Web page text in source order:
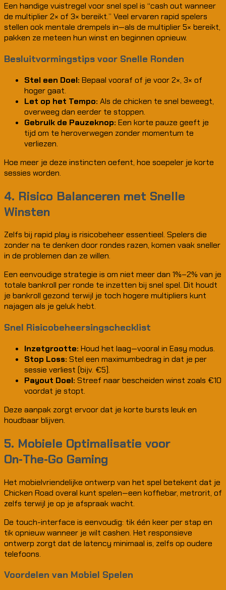
Een handige vuistregel voor snel spel is “cash out wanneer
de multiplier 2× of 3× bereikt.” Veel ervaren rapid spelers
stellen ook mentale drempels in—als de multiplier 5× bereikt,
pakken ze meteen hun winst en beginnen opnieuw.
Besluitvormingstips voor Snelle Ronden
Stel een Doel: Bepaal vooraf of je voor 2×, 3× of
hoger gaat.
Let op het Tempo: Als de chicken te snel beweegt,
overweeg dan eerder te stoppen.
Gebruik de Pauzeknop: Een korte pauze geeft je
tijd om te heroverwegen zonder momentum te
verliezen.
Hoe meer je deze instincten oefent, hoe soepeler je korte
sessies worden.
4. Risico Balanceren met Snelle
Winsten
Zelfs bij rapid play is risicobeheer essentieel. Spelers die
zonder na te denken door rondes razen, komen vaak sneller
in de problemen dan ze willen.
Een eenvoudige strategie is om niet meer dan 1%–2% van je
totale bankroll per ronde te inzetten bij snel spel. Dit houdt
je bankroll gezond terwijl je toch hogere multipliers kunt
najagen als je geluk hebt.
Snel Risicobeheersingschecklist
Inzetgrootte: Houd het laag—vooral in Easy modus.
Stop Loss: Stel een maximumbedrag in dat je per
sessie verliest (bijv. €5).
Payout Doel: Streef naar bescheiden winst zoals €10
voordat je stopt.
Deze aanpak zorgt ervoor dat je korte bursts leuk en
houdbaar blijven.
5. Mobiele Optimalisatie voor
On‑The‑Go Gaming
Het mobielvriendelijke ontwerp van het spel betekent dat je
Chicken Road overal kunt spelen—een koffiebar, metrorit, of
zelfs terwijl je op je afspraak wacht.
De touch-interface is eenvoudig: tik één keer per stap en
tik opnieuw wanneer je wilt cashen. Het responsieve
ontwerp zorgt dat de latency minimaal is, zelfs op oudere
telefoons.
Voordelen van Mobiel Spelen